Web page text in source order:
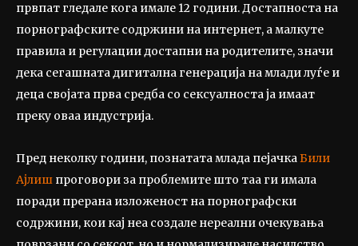
првпат гледале кога имале 12 години. Достапноста на
порнографските содржини на интернет, а малкуте
правила и регулации достапни на родителите, значи
дека сегашната дигитална генерација на млади луѓе и
деца својата прва средба со сексуалноста ја имаат
преку оваа индустрија.
Пред неколку години, познатата млада пејачкаБили
Ајлиш проговори за проблемите што таа ги имала
поради прерана изложеност на порнографски
содржини, кои кај неа создале нереални очекувања